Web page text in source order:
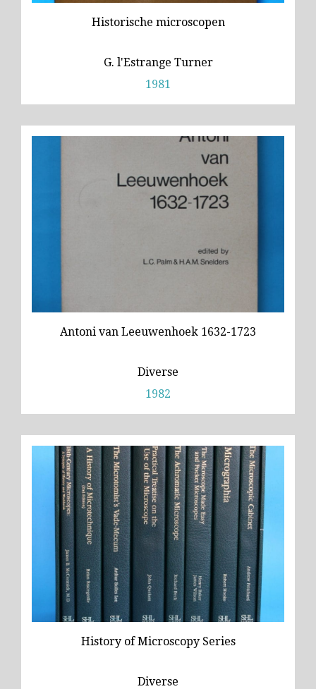
Historische microscopen
G. l'Estrange Turner
1981
Antoni van Leeuwenhoek 1632-1723
Diverse
1982
History of Microscopy Series
Diverse